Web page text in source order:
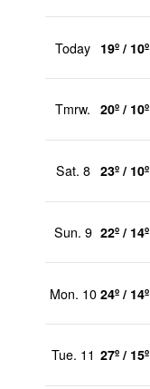
Today 19º / 10º
Tmrw. 20º / 10º
Sat. 8 23º / 10º
Sun. 9 22º / 14º
Mon. 10 24º / 14º
Tue. 11 27º / 15º